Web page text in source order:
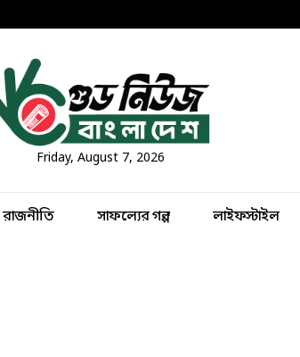
Friday, August 7, 2026
রাজনীতি সাফল্যের গল্প লাইফস্টাইল